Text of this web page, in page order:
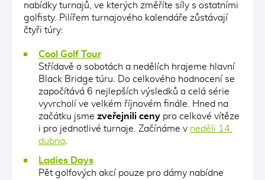
nabídky turnajů, ve kterých změříte síly s ostatními
golfisty. Pilířem turnajového kalendáře zůstávají
čtyři túry:
Cool Golf Tour
Střídavě o sobotách a nedělích hrajeme hlavní
Black Bridge túru. Do celkového hodnocení se
započítává 6 nejlepších výsledků a celá série
vyvrcholí ve velkém říjnovém finále. Hned na
začátku jsme zveřejnili ceny pro celkové vítěze
i pro jednotlivé turnaje. Začínáme v neděli 14.
dubna.
Ladies Days
Pět golfových akcí pouze pro dámy nabídne